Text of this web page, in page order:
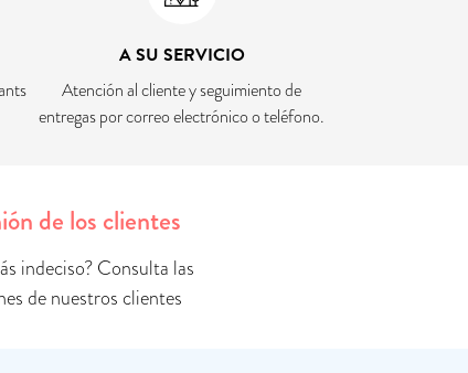
A SU SERVICIO
Atención al cliente y seguimiento de
entregas por correo electrónico o teléfono.
de los clientes
indeciso? Consulta las
de nuestros clientes